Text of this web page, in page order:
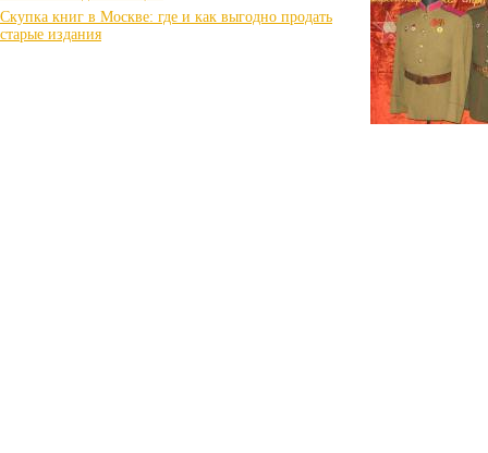
Скупка книг в Москве: где и как выгодно продать
старые издания